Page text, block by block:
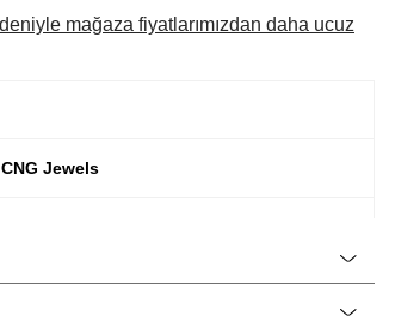
mağaza fiyatlarımızdan daha ucuz
CNG Jewels
925 Ayar Gümüş